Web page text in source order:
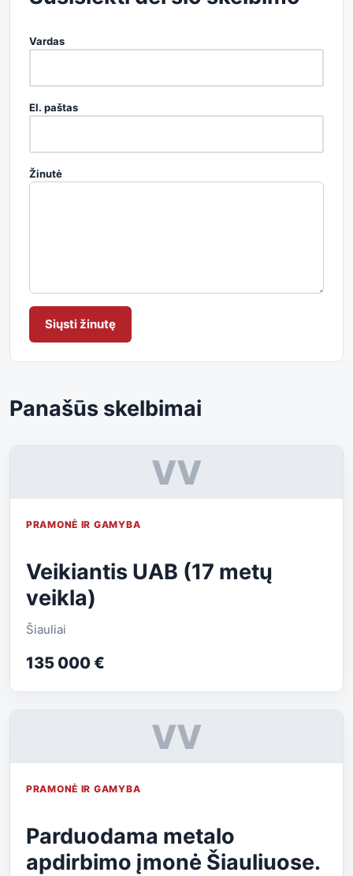
Vardas
El. paštas
Žinutė
Siųsti žinutę
Panašūs skelbimai
VV
PRAMONĖ IR GAMYBA
Veikiantis UAB (17 metų
veikla)
Šiauliai
135 000 €
VV
PRAMONĖ IR GAMYBA
Parduodama metalo
apdirbimo įmonė Šiauliuose.